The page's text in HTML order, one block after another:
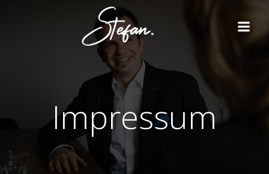
Inhalt
springen
Impressum